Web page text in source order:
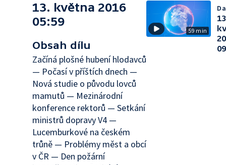
13. května 2016
05:59
Obsah dílu
Začíná plošné hubení hlodavců
— Počasí v příštích dnech —
Nová studie o původu lovců
mamutů — Mezinárodní
konference rektorů — Setkání
ministrů dopravy V4 —
Lucemburkové na českém
trůně — Problémy měst a obcí
v ČR — Den požární
59 min